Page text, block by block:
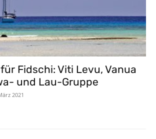
Fidschi: Viti Levu, Vanua
und Lau-Gruppe
2021